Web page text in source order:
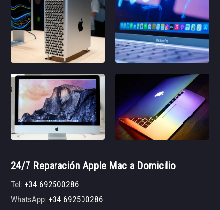
24/7 Reparación Apple Mac a Domicilio
Tel:+34 692500286
WhatsApp:+34 692500286